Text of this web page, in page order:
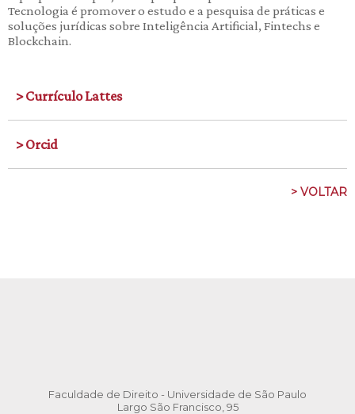
Tecnologia é promover o estudo e a pesquisa de práticas e
soluções jurídicas sobre Inteligência Artificial, Fintechs e
Blockchain.
> Currículo Lattes
> Orcid
> VOLTAR
Faculdade de Direito - Universidade de São Paulo
Largo São Francisco, 95